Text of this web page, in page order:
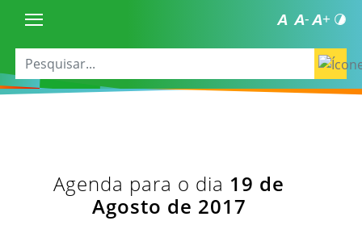
Agenda para o dia 19 de
Agosto de 2017